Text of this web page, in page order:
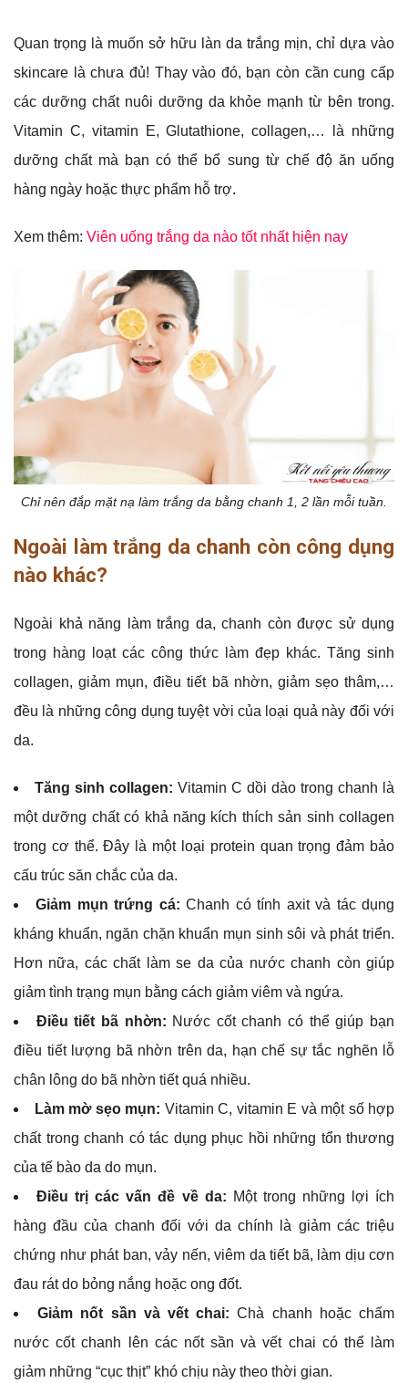
Quan trọng là muốn sở hữu làn da trắng mịn, chỉ dựa vào
skincare là chưa đủ! Thay vào đó, bạn còn cần cung cấp
các dưỡng chất nuôi dưỡng da khỏe mạnh từ bên trong.
Vitamin C, vitamin E, Glutathione, collagen,… là những
dưỡng chất mà bạn có thể bổ sung từ chế độ ăn uống
hàng ngày hoặc thực phẩm hỗ trợ.
Xem thêm: Viên uống trắng da nào tốt nhất hiện nay
Chỉ nên đắp mặt nạ làm trắng da bằng chanh 1, 2 lần mỗi tuần.
Ngoài làm trắng da chanh còn công dụng
nào khác?
Ngoài khả năng làm trắng da, chanh còn được sử dụng
trong hàng loạt các công thức làm đẹp khác. Tăng sinh
collagen, giảm mụn, điều tiết bã nhờn, giảm sẹo thâm,…
đều là những công dụng tuyệt vời của loại quả này đối với
da.
Tăng sinh collagen: Vitamin C dồi dào trong chanh là
một dưỡng chất có khả năng kích thích sản sinh collagen
trong cơ thể. Đây là một loại protein quan trọng đảm bảo
cấu trúc săn chắc của da.
Giảm mụn trứng cá:Chanh có tính axit và tác dụng
kháng khuẩn, ngăn chặn khuẩn mụn sinh sôi và phát triển.
Hơn nữa, các chất làm se da của nước chanh còn giúp
giảm tình trạng mụn bằng cách giảm viêm và ngứa.
Điều tiết bã nhờn: Nước cốt chanh có thể giúp bạn
điều tiết lượng bã nhờn trên da, hạn chế sự tắc nghẽn lỗ
chân lông do bã nhờn tiết quá nhiều.
Làm mờ sẹo mụn: Vitamin C, vitamin E và một số hợp
chất trong chanh có tác dụng phục hồi những tổn thương
của tế bào da do mụn.
Điều trị các vấn đề về da: Một trong những lợi ích
hàng đầu của chanh đối với da chính là giảm các triệu
chứng như phát ban, vảy nến, viêm da tiết bã, làm dịu cơn
đau rát do bỏng nắng hoặc ong đốt.
Giảm nốt sần và vết chai:Chà chanh hoặc chấm
nước cốt chanh lên các nốt sần và vết chai có thể làm
giảm những “cục thịt” khó chịu này theo thời gian.